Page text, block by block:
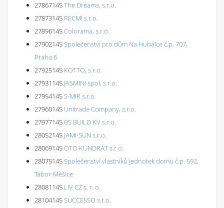
27867145The Dreams, s.r.o.
27873145 RECMI s.r.o.
27896145Colorama, s.r.o.
27902145Společenství pro dům Na Hubálce č.p. 707,
Praha 6
27925145 KOTTO, s.r.o.
27931145 JASMINI spol. s r.o.
27954145S-MIR s.r.o.
27960145 Unitrade Company, s.r.o.
27977145 BS BUILD KV s.r.o.
28052145 JAMI-SUN s.r.o.
28069145OTO KUNDRÁT s.r.o.
28075145Společenství vlastníků jednotek domu č.p. 592,
Tábor-Měšice
28081145 LIV CZ s. r. o.
28104145SUCCESSO s.r.o.